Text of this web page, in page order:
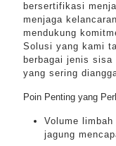
bersertifikasi
menjaga
mendukung
Solusi yang kami
berbagai jenis
yang sering
Poin Penting yang
Volume
jagung